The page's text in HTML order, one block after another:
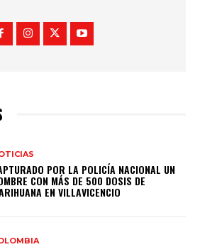
POR LA POLICÍA NACIONAL UN
CON MÁS DE 500 DOSIS DE
EN VILLAVICENCIO